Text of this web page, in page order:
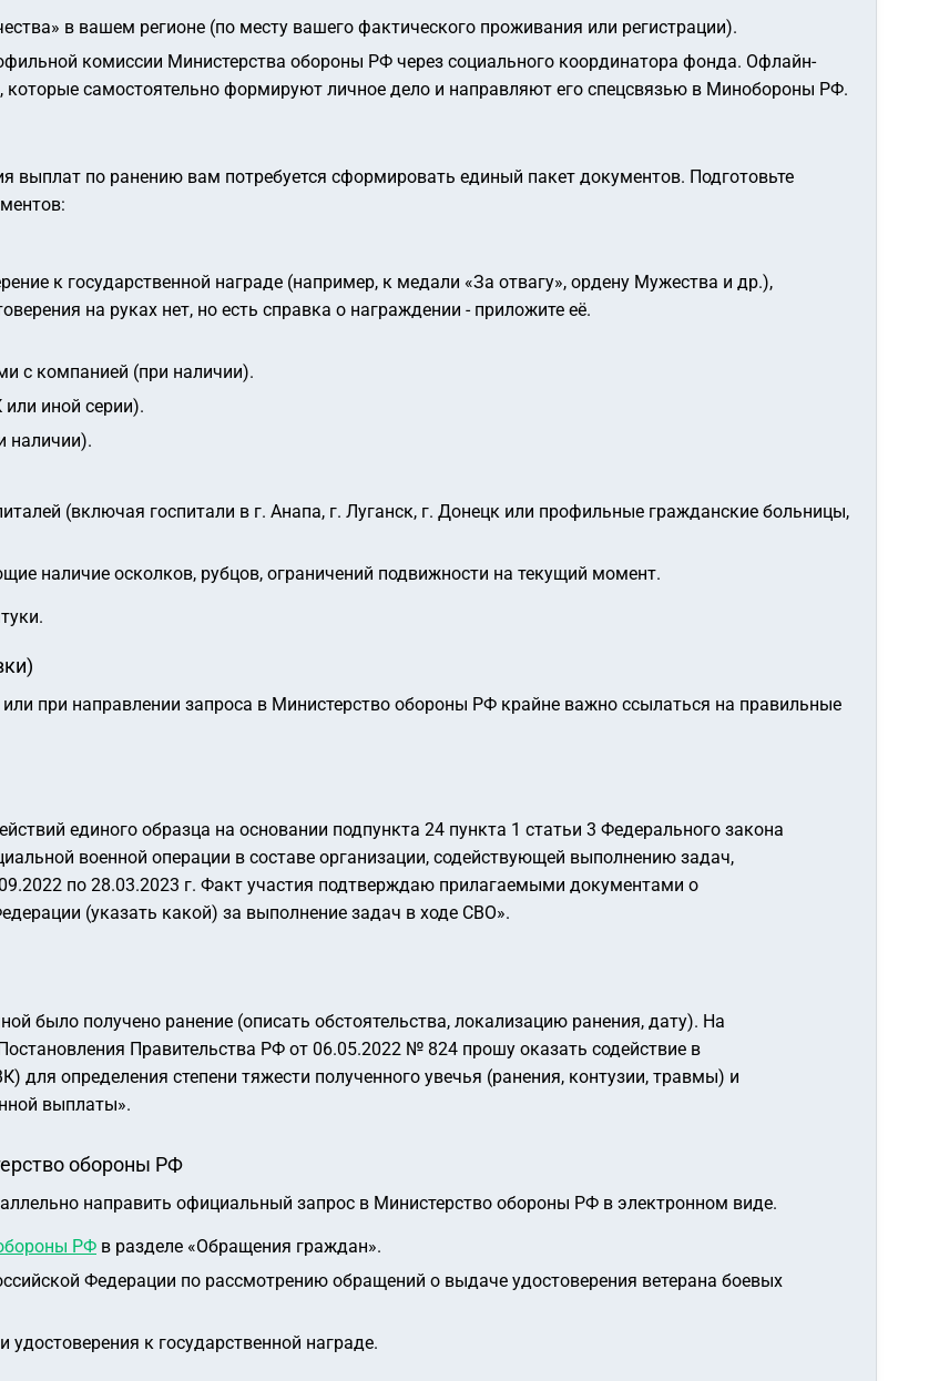
в вашем регионе (по месту вашего фактического проживания или регистрации).
комиссии Министерства обороны РФ через социального координатора фонда. Офлайн-
самостоятельно формируют личное дело и направляют его спецсвязью в Минобороны РФ.
выплат по ранению вам потребуется сформировать единый пакет документов. Подготовьте
к государственной награде (например, к медали «За отвагу», ордену Мужества и др.),
на руках нет, но есть справка о награждении - приложите её.
с компанией (при наличии).
иной серии).
наличии).
(включая госпитали в г. Анапа, г. Луганск, г. Донецк или профильные гражданские больницы,
наличие осколков, рубцов, ограничений подвижности на текущий момент.
при направлении запроса в Министерство обороны РФ крайне важно ссылаться на правильные
единого образца на основании подпункта 24 пункта 1 статьи 3 Федерального закона
военной операции в составе организации, содействующей выполнению задач,
по 28.03.2023 г. Факт участия подтверждаю прилагаемыми документами о
(указать какой) за выполнение задач в ходе СВО».
было получено ранение (описать обстоятельства, локализацию ранения, дату). На
Правительства РФ от 06.05.2022 № 824 прошу оказать содействие в
определения степени тяжести полученного увечья (ранения, контузии, травмы) и
выплаты».
обороны РФ
направить официальный запрос в Министерство обороны РФ в электронном виде.
РФ в разделе «Обращения граждан».
Федерации по рассмотрению обращений о выдаче удостоверения ветерана боевых
к государственной награде.